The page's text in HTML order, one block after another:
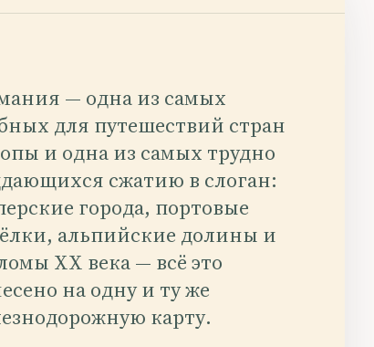
— одна из самых
для путешествий стран
и одна из самых трудно
сжатию в слоган:
города, портовые
альпийские долины и
XX века — всё это
на одну и ту же
карту.